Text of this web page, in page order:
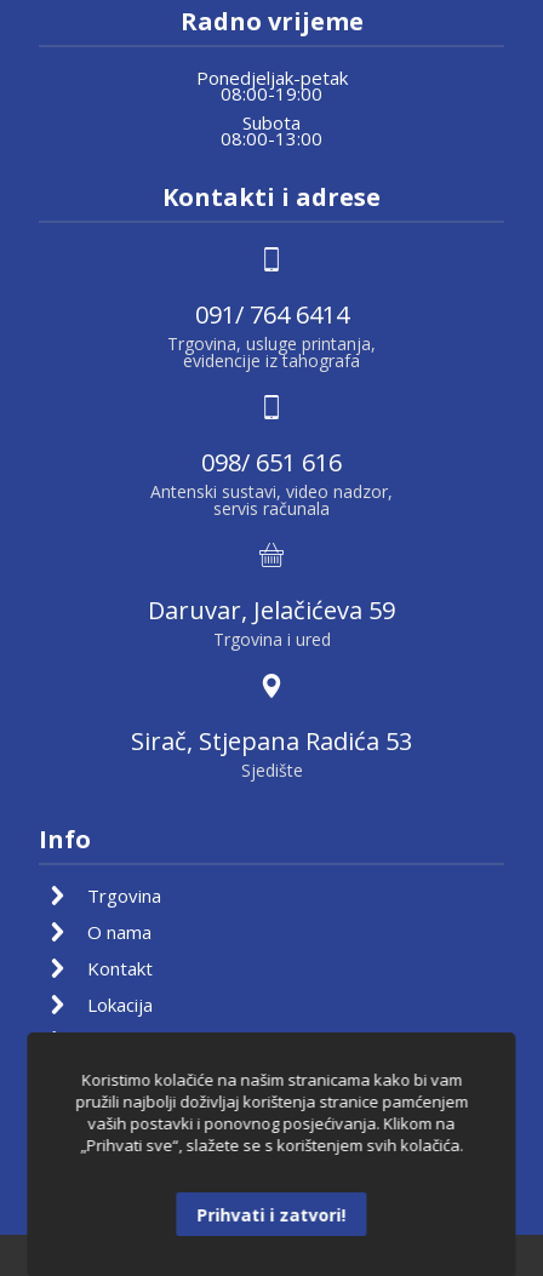
Radno vrijeme
Ponedjeljak-petak
08:00-19:00
Subota
08:00-13:00
Kontakti i adrese
091/ 764 6414
Trgovina, usluge printanja,
evidencije iz tahografa
098/ 651 616
Antenski sustavi, video nadzor,
servis računala
Daruvar, Jelačićeva 59
Trgovina i ured
Sirač, Stjepana Radića 53
Sjedište
Info
Trgovina
O nama
Kontakt
Lokacija
Košarica
Pravila privatnosti
Uvjeti korištenja
Raskid ugovora
Koristimo kolačiće na našim stranicama kako bi vam
pružili najbolji doživljaj korištenja stranice pamćenjem
vaših postavki i ponovnog posjećivanja. Klikom na
„Prihvati sve“, slažete se s korištenjem svih kolačića.
Prihvati i zatvori!